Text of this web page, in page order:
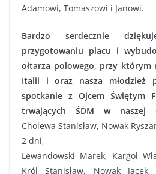
Adamowi, Tomaszowi i Janowi.
Bardzo serdecznie
przygotowaniu placu i
ołtarza polowego, przy którym
Italii i oraz nasza młodzież
spotkanie z Ojcem Świętym
trwających ŚDM w naszej
Cholewa Stanisław, Nowak
2 dni,
Lewandowski Marek, Kargol
Król Stanisław, Nowak